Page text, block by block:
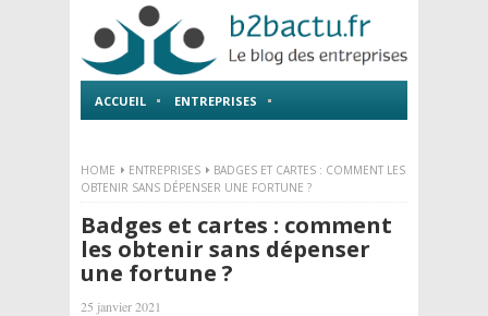
ACCUEIL ENTREPRISES
HOME ENTREPRISES
BADGES ET CARTES : COMMENT LES
OBTENIR SANS DÉPENSER UNE FORTUNE ?
Badges et cartes : comment
les obtenir sans dépenser
une fortune ?
25 janvier 2021